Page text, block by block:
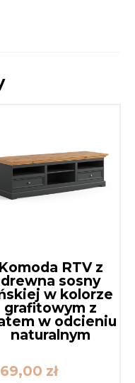
Komoda RTV z
drewna sosny
w kolorze
grafitowym z
w odcieniu
naturalnym
zł